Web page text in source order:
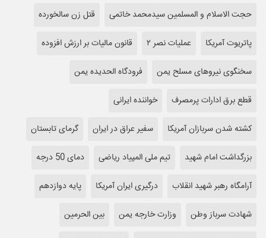
حجت الاسلام و المسلمین سیدمحمد خاتمی
قتل زن سالخورده
پاتریوت آمریکا
عملیات نصر ۲
قانون مالیات بر ارزش افزوده
سخنگوی نیروهای مسلح یمن
فرودگاه الحدیده یمن
قطع برق ادارات پرمصرف
خواننده ایرانی
کشته شدن سربازان آمریکا
سفیر عراق در ایران
گرمای تابستان
بزرگداشت امام شهید
تیم ملی المپیاد ریاضی
دمای 50 درجه
آرامگاه رهبر شهید انقلاب
درگیری ایران آمریکا
پایه دوازدهم
شهادت سرباز وطن
وزارت خارجه یمن
بین الحرمین